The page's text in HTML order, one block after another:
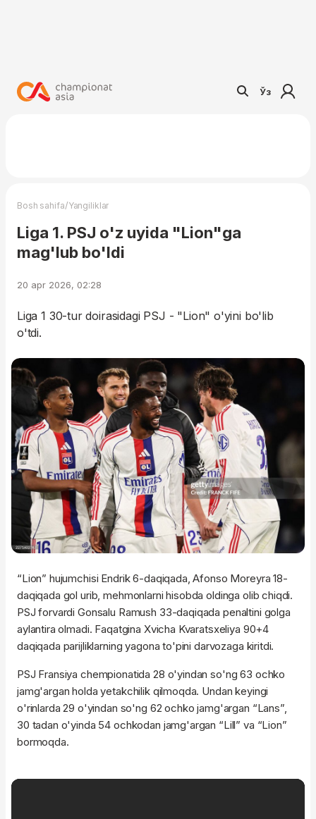
Ўз
Bosh sahifa/Yangiliklar
Liga 1. PSJ o'z uyida "Lion"ga
mag'lub bo'ldi
20 apr 2026, 02:28
Liga 1 30-tur doirasidagi PSJ - "Lion" o'yini bo'lib
o'tdi.
“Lion” hujumchisi Endrik 6-daqiqada, Afonso Moreyra 18-
daqiqada gol urib, mehmonlarni hisobda oldinga olib chiqdi.
PSJ forvardi Gonsalu Ramush 33-daqiqada penaltini golga
aylantira olmadi. Faqatgina Xvicha Kvaratsxeliya 90+4
daqiqada parijliklarning yagona to'pini darvozaga kiritdi.
PSJ Fransiya chempionatida 28 o'yindan so'ng 63 ochko
jamg'argan holda yetakchilik qilmoqda. Undan keyingi
o'rinlarda 29 o'yindan so'ng 62 ochko jamg'argan “Lans”,
30 tadan o'yinda 54 ochkodan jamg'argan “Lill” va “Lion”
bormoqda.